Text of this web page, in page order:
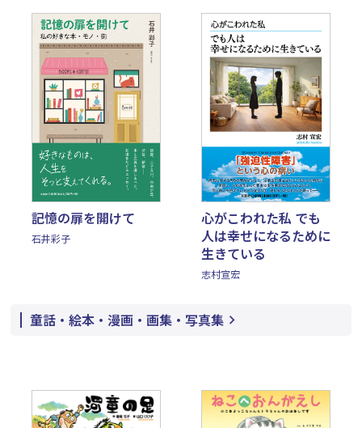
記憶の扉を開けて
石井彩子
心がこわれた私 でも
人は幸せになるために
生きている
志村宣宏
童話・絵本・漫画・画集・写真集